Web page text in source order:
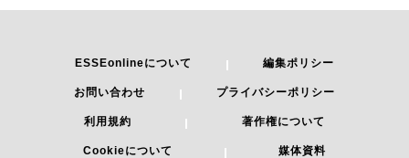
ESSEonlineについて 編集ポリシー
お問い合わせ プライバシーポリシー
利用規約 著作権について
Cookieについて 媒体資料